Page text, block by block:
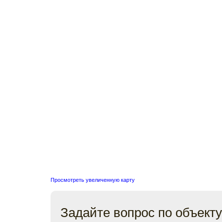
Просмотреть увеличенную карту
Задайте вопрос по